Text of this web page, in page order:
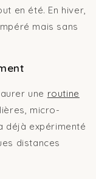
en été. En hiver,
mais sans
une routine
micro-
déjà expérimenté
distances